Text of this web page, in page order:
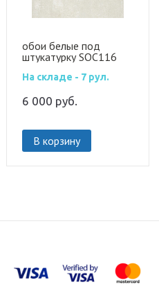
обои белые под
штукатурку SOC116
На складе - 7 рул.
6 000 руб.
В корзину